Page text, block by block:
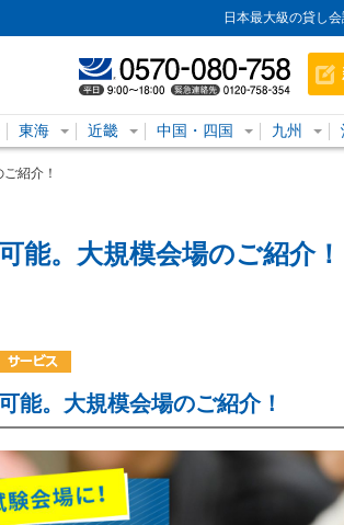
日本最大級の貸し
東海 近畿 中国・四国 九州
紹介！
能。大規模会場のご紹介！
能。大規模会場のご紹介！